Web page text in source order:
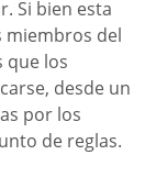
Si bien esta
miembros del
que los
desde un
por los
de reglas.